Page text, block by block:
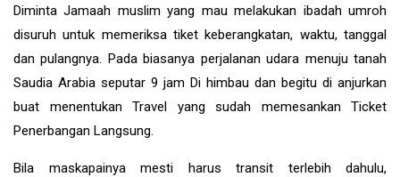
Diminta Jamaah muslim yang mau melakukan ibadah umroh
disuruh untuk memeriksa tiket keberangkatan, waktu, tanggal
dan pulangnya. Pada biasanya perjalanan udara menuju tanah
Saudia Arabia seputar 9 jam Di himbau dan begitu di anjurkan
buat menentukan Travel yang sudah memesankan Ticket
Penerbangan Langsung.
Bila maskapainya mesti harus transit terlebih dahulu,